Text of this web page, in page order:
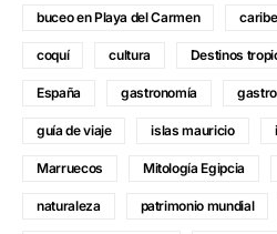
buceo en Playa del Carmen caribe
coquí cultura Destinos
España gastronomía
guía de viaje islas mauricio
Marruecos Mitología Egipcia
naturaleza patrimonio mundial